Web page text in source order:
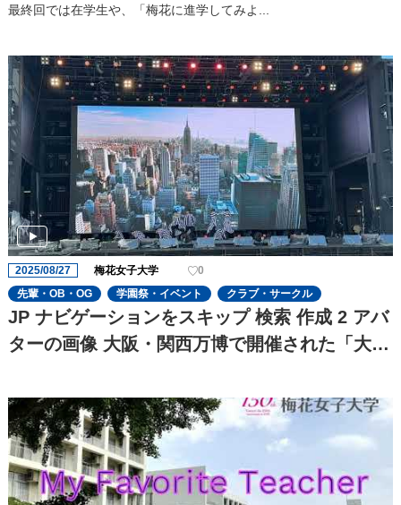
最終回では在学生や、「梅花に進学してみよ...
2025/08/27 梅花女子大学
0
先輩・OB・OG
学園祭・イベント クラブ・サークル
JP ナビゲーションをスキップ 検索 作成 2 アバ
ターの画像 大阪・関西万博で開催された「大阪
が茨木市代表で出演しました!